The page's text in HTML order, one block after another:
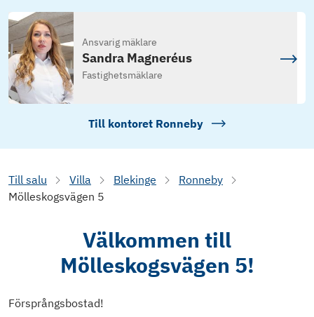
Ansvarig mäklare
Sandra Magneréus
Fastighetsmäklare
Till kontoret Ronneby
Till salu Villa Blekinge
Ronneby
Mölleskogsvägen 5
Välkommen till
Mölleskogsvägen 5!
Försprångsbostad!